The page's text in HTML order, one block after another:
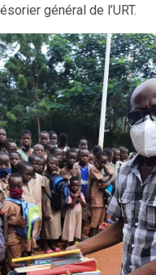
général de l’URT.